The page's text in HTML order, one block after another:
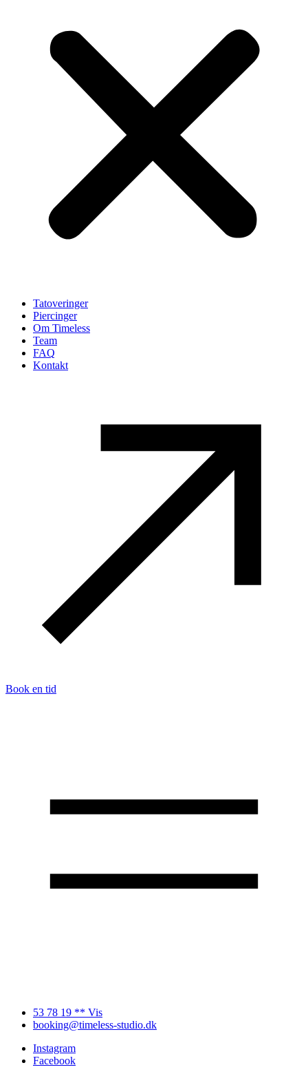
Tatoveringer
Piercinger
Om Timeless
Team
FAQ
Kontakt
Book en tid
53 78 19 ** Vis
booking@timeless-studio.dk
Instagram
Facebook